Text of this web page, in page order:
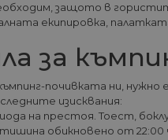
защото в
екипировка,
за
почивката ни,
изисквания:
на престоя. Тоест,
обикновено от
Строго необходимите
Име
__cf_bm